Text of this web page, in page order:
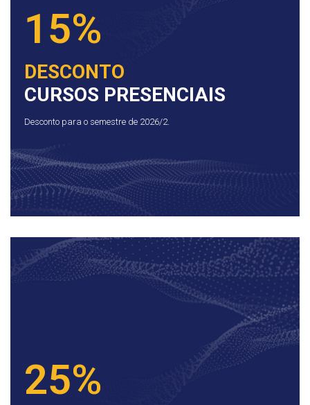
15%
DESCONTO
CURSOS PRESENCIAIS
Desconto para o semestre de 2026/2.
25%